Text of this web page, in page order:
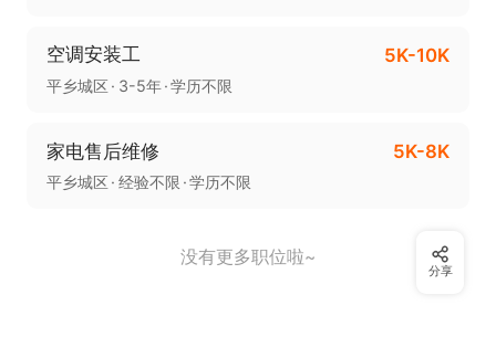
空调安装工 5K-10K
平乡城区 3-5年 学历不限
家电售后维修 5K-8K
平乡城区 经验不限 学历不限
没有更多职位啦~
分享